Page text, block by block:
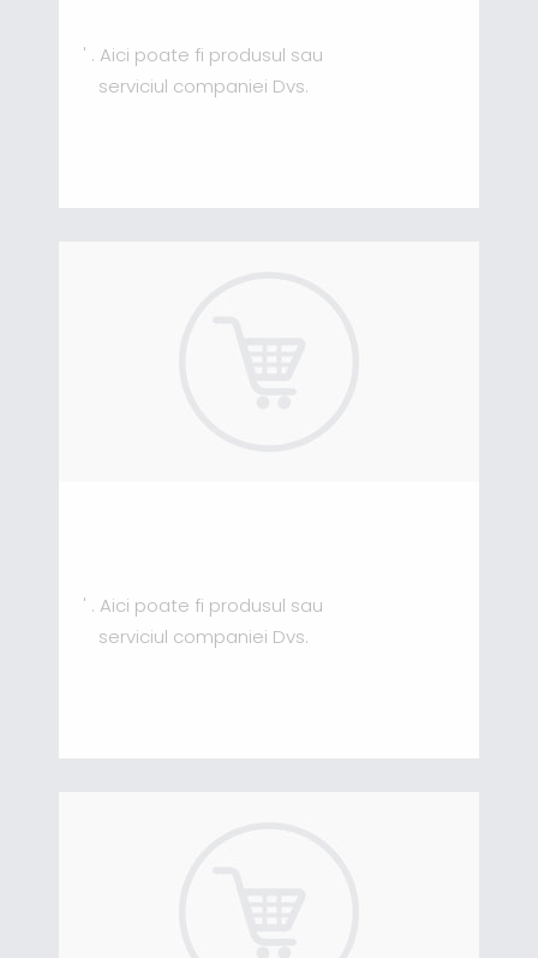
' . Aici poate fi produsul sau
serviciul companiei Dvs.
' . Aici poate fi produsul sau
serviciul companiei Dvs.